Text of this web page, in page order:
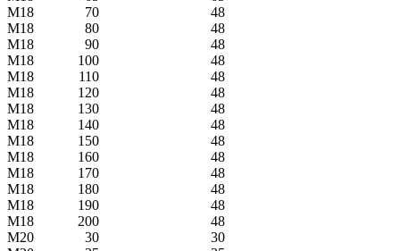
M18
70
48
M18
80
48
M18
90
48
M18
100
48
M18
110
48
M18
120
48
M18
130
48
M18
140
48
M18
150
48
M18
160
48
M18
170
48
M18
180
48
M18
190
48
M18
200
48
M20
30
30